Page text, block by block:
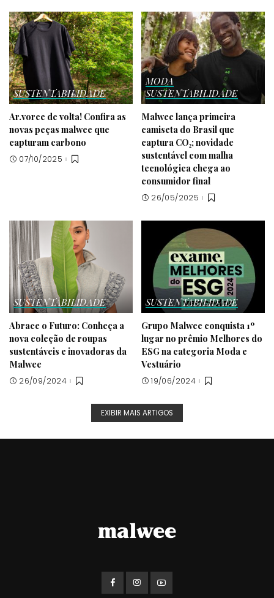
SUSTENTABILIDADE
Ar.voree de volta! Confira as
novas peças malwee que
capturam carbono
07/10/2025
MODA
SUSTENTABILIDADE
Malwee lança primeira
camiseta do Brasil que
captura CO₂; novidade
sustentável com malha
tecnológica chega ao
consumidor final
26/05/2025
SUSTENTABILIDADE
Abrace o Futuro: Conheça a
nova coleção de roupas
sustentáveis e inovadoras da
Malwee
26/09/2024
SUSTENTABILIDADE
Grupo Malwee conquista 1º
lugar no prêmio Melhores do
ESG na categoria Moda e
Vestuário
19/06/2024
EXIBIR MAIS ARTIGOS